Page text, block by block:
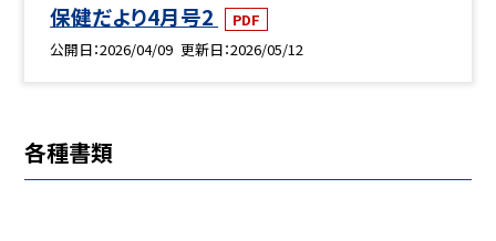
保健だより4月号2
PDF
公開日 2026/04/09 更新日 2026/05/12
各種書類